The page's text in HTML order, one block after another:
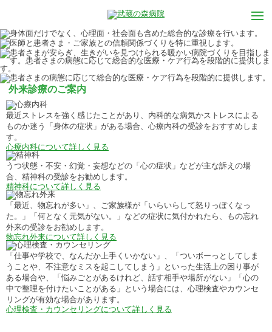
外来診療のご案内
最近ストレスを強く感じたことがあり、内科的な病気かストレスによる
ものか迷う「身体の症状」がある場合、心療内科の受診をおすすめしま
す。
心療内科について詳しく見る
うつ状態・不安・幻覚・妄想などの「心の症状」などが主な訴えの場
合、精神科の受診をお勧めします。
精神科について詳しく見る
「最近、物忘れが多い」、ご家族様が「いらいらして怒りっぽくなっ
た。」「何となく元気がない。」などの症状に気付かれたら、もの忘れ
外来の受診をお勧めします。
物忘れ外来について詳しく見る
「仕事や学校で、なんだか上手くいかない」、「ついボーっとしてしま
うことや、不注意なミスを起こしてしまう」といった生活上の困り事が
ある場合や、「悩みごとがあるけれど、話す相手や場所がない」「心の
中で整理を付けたいことがある」という場合には、心理検査やカウンセ
リングが有効な場合があります。
心理検査・カウンセリングについて詳しく見る